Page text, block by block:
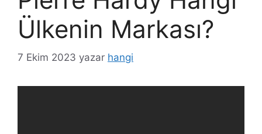
Ülkenin Markası?
7 Ekim 2023 yazar hangi